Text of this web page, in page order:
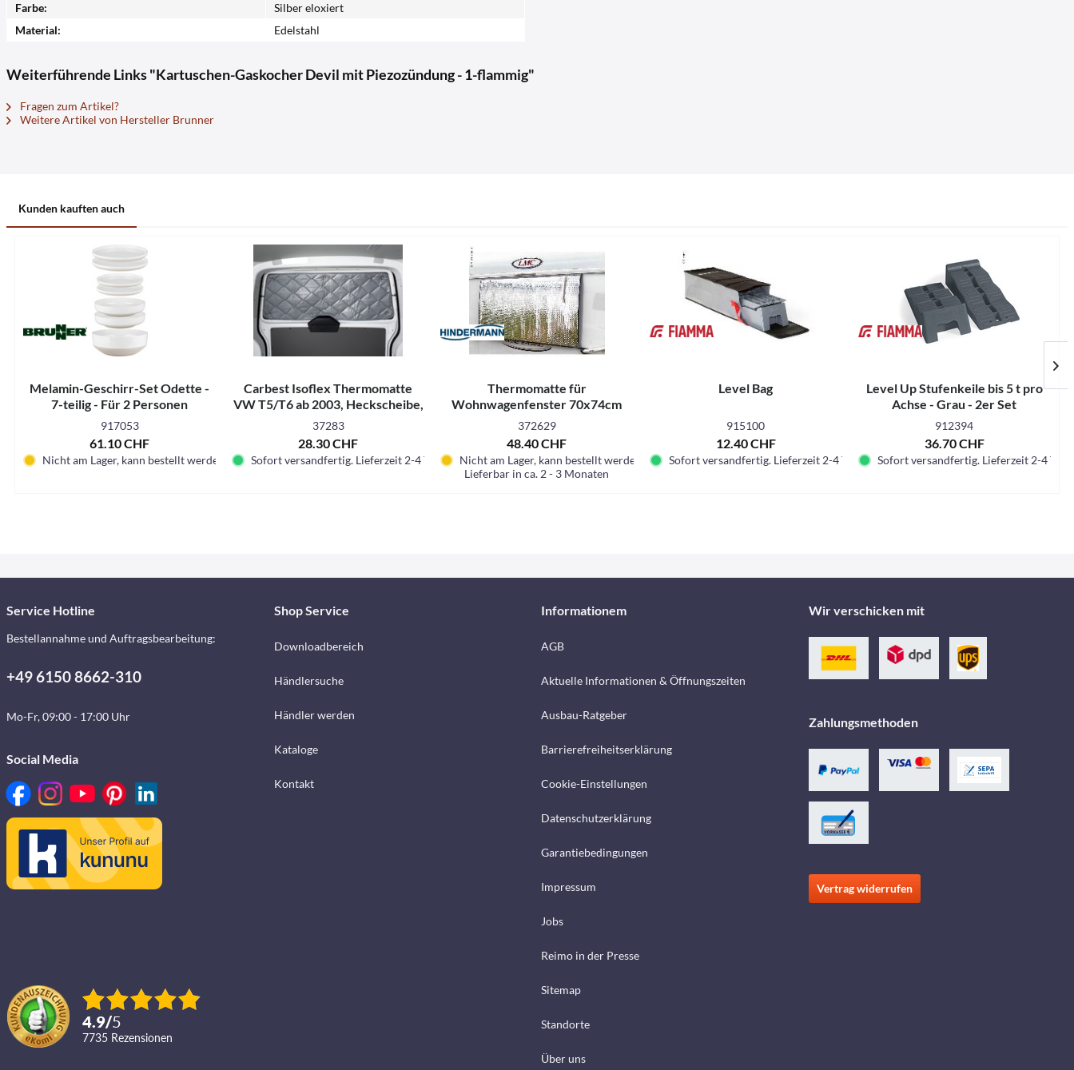
Farbe:
Silber eloxiert
Material:
Edelstahl
Weiterführende Links "Kartuschen-Gaskocher Devil mit Piezozündung - 1-flammig"
Fragen zum Artikel?
Weitere Artikel von Hersteller Brunner
Kunden kauften auch
Melamin-Geschirr-Set Odette -
7-teilig - Für 2 Personen
917053
61.10 CHF
Nicht am Lager, kann bestellt werden
Carbest Isoflex Thermomatte
VW T5/T6 ab 2003, Heckscheibe,
1-teilig
37283
28.30 CHF
Sofort versandfertig. Lieferzeit 2-4 Tage.
Thermomatte für
Wohnwagenfenster 70x74cm
372629
48.40 CHF
Nicht am Lager, kann bestellt werden
Lieferbar in ca. 2 - 3 Monaten
Level Bag
915100
12.40 CHF
Sofort versandfertig. Lieferzeit 2-4 Tage.
Level Up Stufenkeile bis 5 t pro
Achse - Grau - 2er Set
912394
36.70 CHF
Sofort versandfertig. Lieferzeit 2-4 Tage.
Service Hotline
Bestellannahme und Auftragsbearbeitung:
+49 6150 8662-310
Mo-Fr, 09:00 - 17:00 Uhr
Social Media
4.9/5
7735 Rezensionen
Shop Service
Downloadbereich
Händlersuche
Händler werden
Kataloge
Kontakt
Informationem
AGB
Aktuelle Informationen & Öffnungszeiten
Ausbau-Ratgeber
Barrierefreiheitserklärung
Cookie-Einstellungen
Datenschutzerklärung
Garantiebedingungen
Impressum
Jobs
Reimo in der Presse
Sitemap
Standorte
Über uns
Wir verschicken mit
Zahlungsmethoden
Vertrag widerrufen